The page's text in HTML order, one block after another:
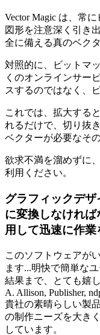
Vector Magic は、常
図形を注意深く引き
全に備える真のベク
対照的に、ビットマ
くのオンラインサー
スするのではなく、
これでは、拡大する
れるだけで、切り抜
ベクターが必要なそ
欲求不満を溜めずに
利用ください。
グラフィックデ
に変換しなけれ
用して迅速に作業
このソフトウェアが
ます...明快で簡単な
結果まで、とても嬉
A. Allison, Publisher,
貴社の素晴らしい製
の制作ニーズを大き
しています。